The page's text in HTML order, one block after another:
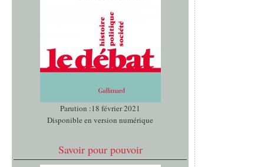
Parution :18 février 2021
Disponible en version numérique
Savoir pour pouvoir